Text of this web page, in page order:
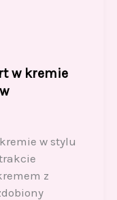
w kremie
w stylu
z